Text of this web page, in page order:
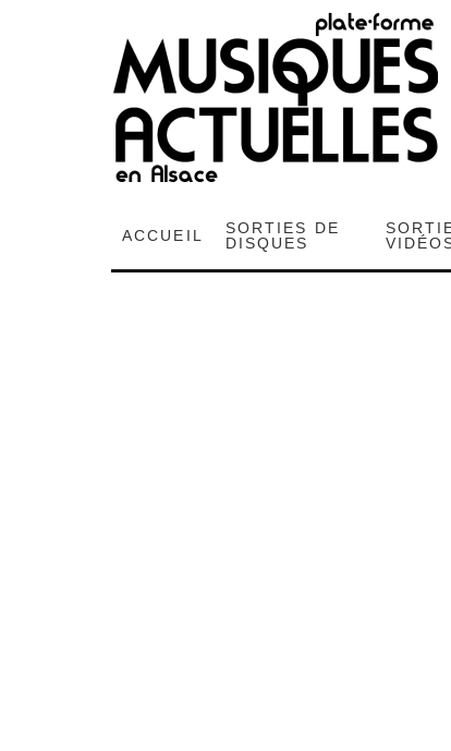
ACCUEIL
SORTIES DE
DISQUES